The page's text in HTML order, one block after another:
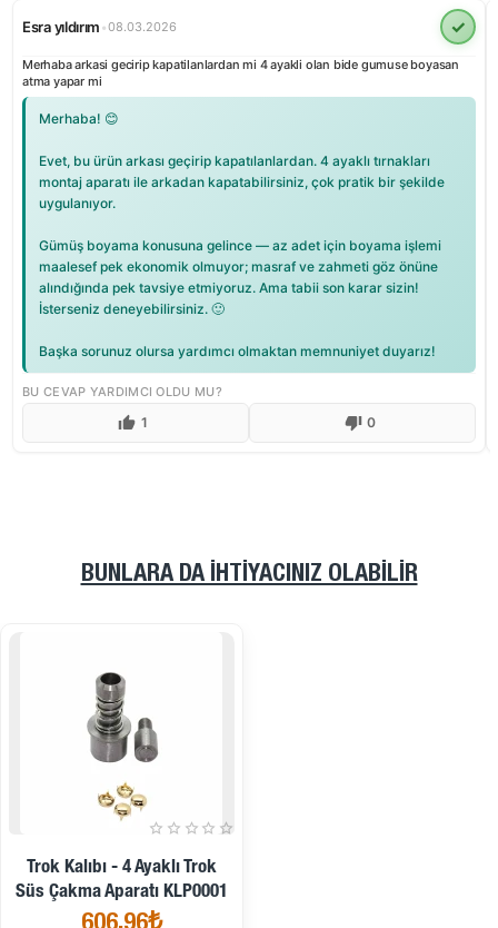
Esra yıldırım•08.03.2026 ✓
Merhaba arkasi gecirip kapatilanlardan mi 4 ayakli olan bide gumuse boyasan
atma yapar mi
Merhaba! 😊
Evet, bu ürün arkası geçirip kapatılanlardan. 4 ayaklı tırnakları
montaj aparatı ile arkadan kapatabilirsiniz, çok pratik bir şekilde
uygulanıyor.
Gümüş boyama konusuna gelince — az adet için boyama işlemi
maalesef pek ekonomik olmuyor; masraf ve zahmeti göz önüne
alındığında pek tavsiye etmiyoruz. Ama tabii son karar sizin!
İsterseniz deneyebilirsiniz. 🙂
Başka sorunuz olursa yardımcı olmaktan memnuniyet duyarız!
BU CEVAP YARDIMCI OLDU MU?
1 0
BUNLARA DA İHTIYACINIZ OLABILIR
İndirimde
Trok Kalıbı - 4 Ayaklı Trok
Süs Çakma Aparatı KLP0001